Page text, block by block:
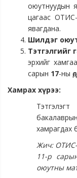
оюутнуудын
цагаас
явагдана.
Шилдэг
Тэтгэлгийг
эрхийг
сарын 17-ны
Хамрах хүрээ:
хамрагдах
Жич: ОТИС-
11-р
оюутны